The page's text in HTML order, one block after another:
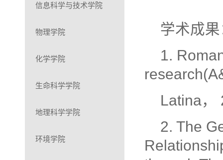
信息科学与技术学院
物理学院
化学学院
生命科学学院
地理科学学院
环境学院
学术成
1.
Latina，
2. The